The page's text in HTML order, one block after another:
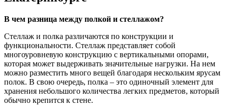
В чем разница между полкой и стеллажом?
Стеллаж и полка различаются по конструкции и
функциональности. Стеллаж представляет собой
многоуровневую конструкцию с вертикальными опорами,
которая может выдерживать значительные нагрузки. На нем
можно разместить много вещей благодаря нескольким ярусам
полок. В свою очередь, полка – это одиночный элемент для
хранения небольшого количества легких предметов, который
обычно крепится к стене.